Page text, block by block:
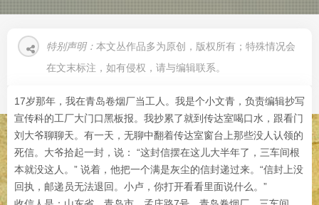
特别声明： 本文丛作品多为原创，版权所有；特殊情况会
在文末标注，如有侵权，请与编辑联系。
17岁那年，我在青岛卷烟厂当工人。我是个小文青，负责编辑抄写
宣传科的工厂大门口黑板报。我抄累了就到传达室喝口水，跟看门
刘大爷聊聊天。有一天，无聊中翻着传达室窗台上那些没人认领的
死信。大爷拾起一封，说： “这封信摆在这儿大半年了，三车间根
本就没这人。” 说着，他把一个满是灰尘的信封递过来。“信封上没
回执，邮递员无法退回。小卢，你打开看看里面说什么。”